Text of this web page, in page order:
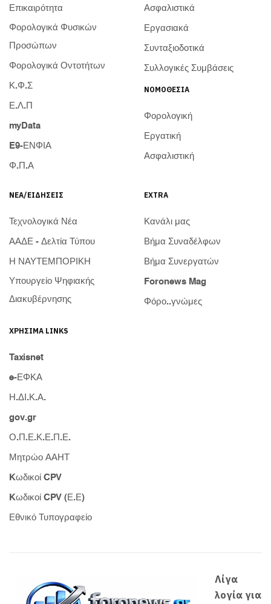
Επικαιρότητα
Φορολογικά Φυσικών
Προσώπων
Φορολογικά Οντοτήτων
Κ.Φ.Σ
Ε.Λ.Π
myData
E9-ΕΝΦΙΑ
Φ.Π.Α
Ασφαλιστικά
Εργασιακά
Συνταξιοδοτικά
Συλλογικές Συμβάσεις
ΝΟΜΟΘΕΣΊΑ
Φορολογική
Εργατική
Ασφαλιστική
ΝΈΑ/ΕΙΔΉΣΕΙΣ
Τεχνολογικά Νέα
ΑΑΔΕ - Δελτία Τύπου
Η ΝΑΥΤΕΜΠΟΡΙΚΗ
Υπουργείο Ψηφιακής
Διακυβέρνησης
EXTRA
Κανάλι μας
Βήμα Συναδέλφων
Βήμα Συνεργατών
Foronews Mag
Φόρο..γνώμες
ΧΡΉΣΙΜΑ LINKS
Taxisnet
e-ΕΦΚΑ
Η.ΔΙ.Κ.Α.
gov.gr
Ο.Π.Ε.Κ.Ε.Π.Ε.
Μητρώο ΑΑΗΤ
Kωδικοί CPV
Kωδικοί CPV (Ε.Ε)
Εθνικό Τυπογραφείο
Λίγα
λογία για